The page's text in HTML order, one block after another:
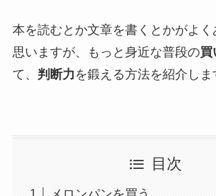
本を読むとか文章を書くとかがよく
思いますが、もっと身近な普段の買
て、 判断力 を鍛える方法を紹介しま
目次